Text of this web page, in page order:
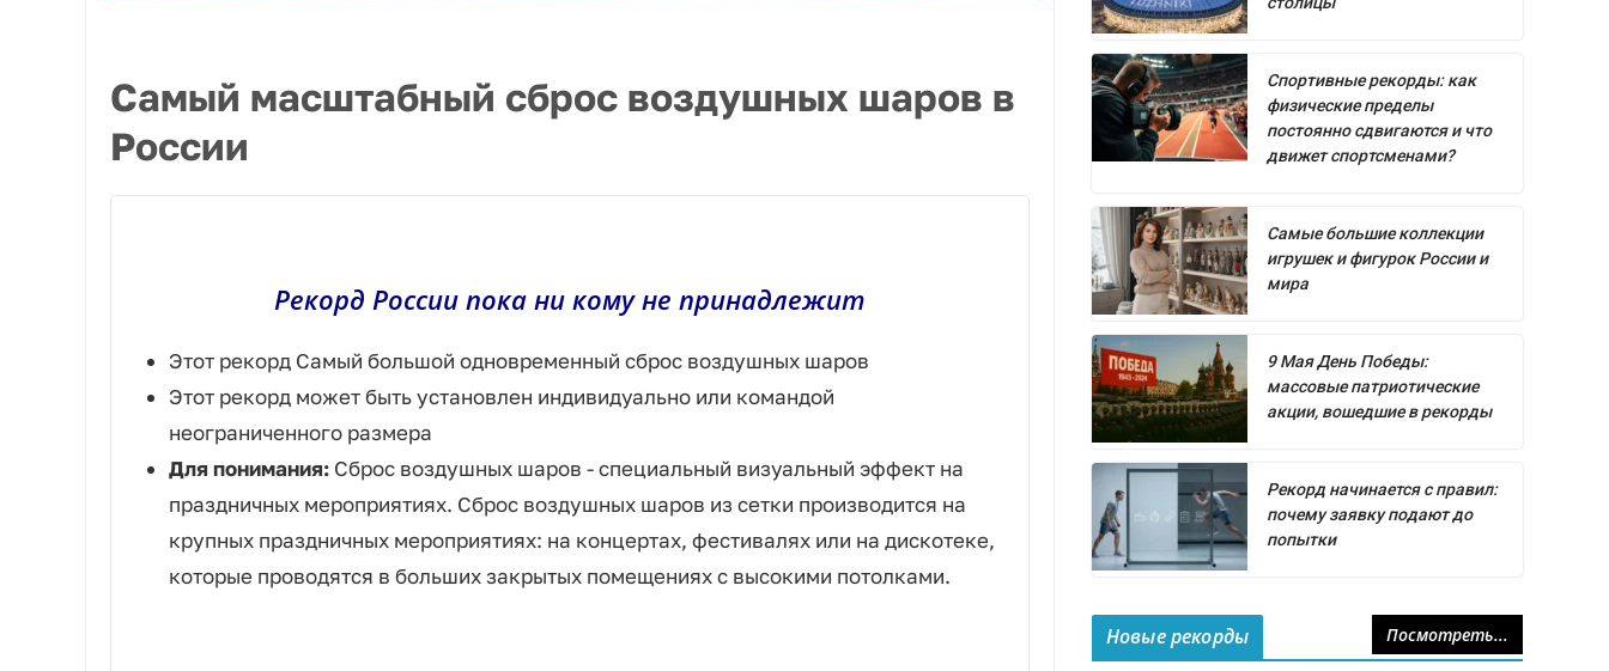
Самый масштабный сброс воздушных шаров в
России
Рекорд России пока ни кому не принадлежит
Этот рекорд Самый большой одновременный сброс воздушных шаров
Этот рекорд может быть установлен индивидуально или командой
неограниченного размера
Для понимания: Сброс воздушных шаров - специальный визуальный эффект на
праздничных мероприятиях. Сброс воздушных шаров из сетки производится на
крупных праздничных мероприятиях: на концертах, фестивалях или на дискотеке,
которые проводятся в больших закрытых помещениях с высокими потолками.
Спортивные рекорды: как
физические пределы
постоянно сдвигаются и что
движет спортсменами?
Самые большие коллекции
игрушек и фигурок России и
мира
9 Мая День Победы:
массовые патриотические
акции, вошедшие в рекорды
Рекорд начинается с правил:
почему заявку подают до
попытки
Новые рекорды Посмотреть...